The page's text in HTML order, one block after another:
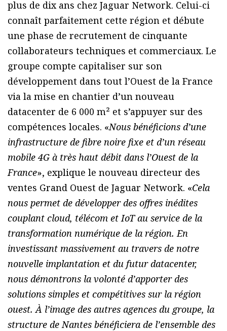
plus de dix ans chez Jaguar Network. Celui-ci
connaît parfaitement cette région et débute
une phase de recrutement de cinquante
collaborateurs techniques et commerciaux. Le
groupe compte capitaliser sur son
développement dans tout l’Ouest de la France
via la mise en chantier d’un nouveau
datacenter de 6 000 m² et s’appuyer sur des
compétences locales. «Nous bénéficions d’une
infrastructure de fibre noire fixe et d’un réseau
mobile 4G à très haut débit dans l’Ouest de la
France», explique le nouveau directeur des
ventes Grand Ouest de Jaguar Network. «Cela
nous permet de développer des offres inédites
couplant cloud, télécom et IoT au service de la
transformation numérique de la région. En
investissant massivement au travers de notre
nouvelle implantation et du futur datacenter,
nous démontrons la volonté d’apporter des
solutions simples et compétitives sur la région
ouest. À l’image des autres agences du groupe, la
structure de Nantes bénéficiera de l’ensemble des